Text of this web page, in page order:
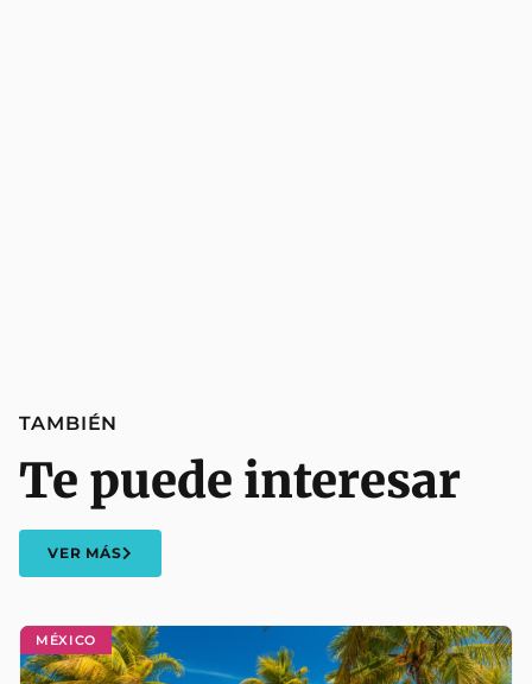
MÉXICO
TAMBIÉN
Te puede interesar
VER MÁS